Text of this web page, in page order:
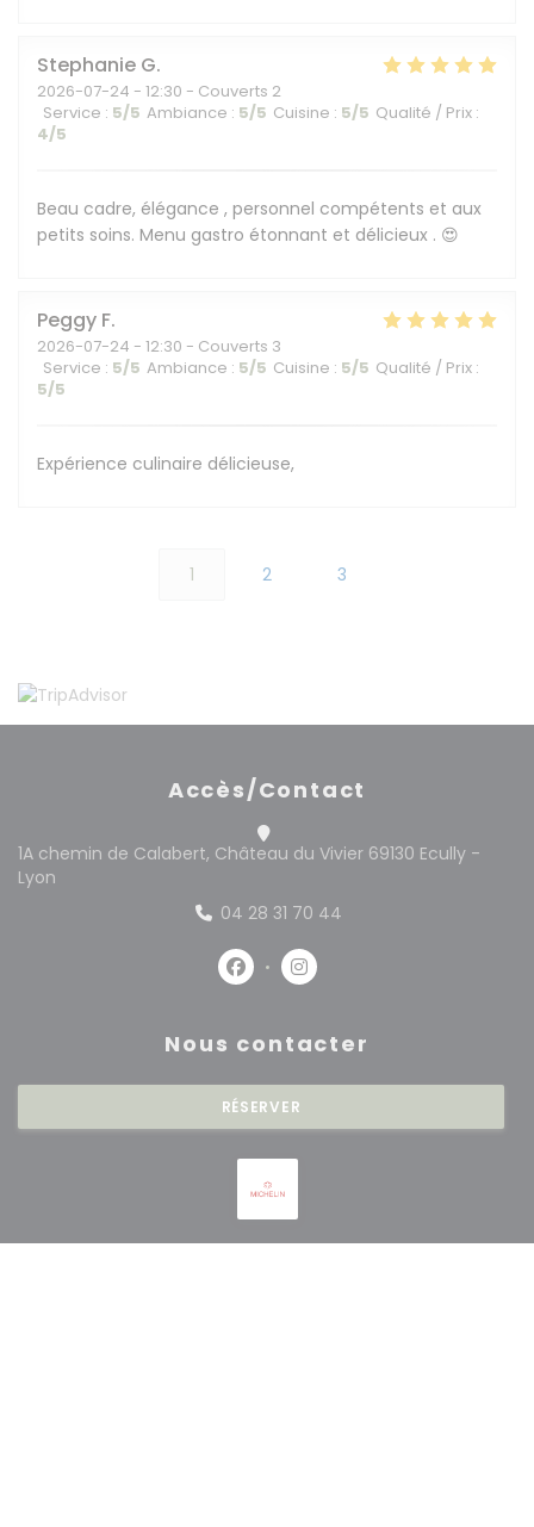
Stephanie G
2026-07-24 - 12:30 - Couverts 2
Service : 5/5 Ambiance : 5/5 Cuisine : 5/5 Qualité / Prix :
4/5
Beau cadre, élégance , personnel compétents et aux
petits soins. Menu gastro étonnant et délicieux . 😍
Peggy F
2026-07-24 - 12:30 - Couverts 3
Service : 5/5 Ambiance : 5/5 Cuisine : 5/5 Qualité / Prix :
5/5
Expérience culinaire délicieuse,
1 2 3
Accès/Contact
1A chemin de Calabert, Château du Vivier 69130 Ecully -
Lyon
04 28 31 70 44
Facebook ((ouvre une
Instagram ((ouvre une
Nous contacter
RÉSERVER